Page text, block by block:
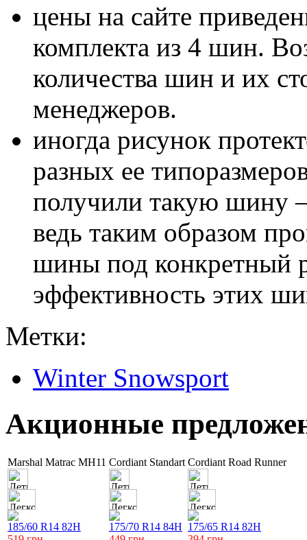
цены на сайте
комплекта из 4 шин.
количества шин и их
менеджеров.
иногда рисунок
разных ее
получили такую шину
ведь таким образом
шины под конкретный
эффективность этих
Метки:
Winter Snowsport
Акционные
Marshal Matrac MH11
185/60 R14 82H
Cordiant Standart
175/70 R14 84H
Cordiant Road Runner
175/65 R14 82H